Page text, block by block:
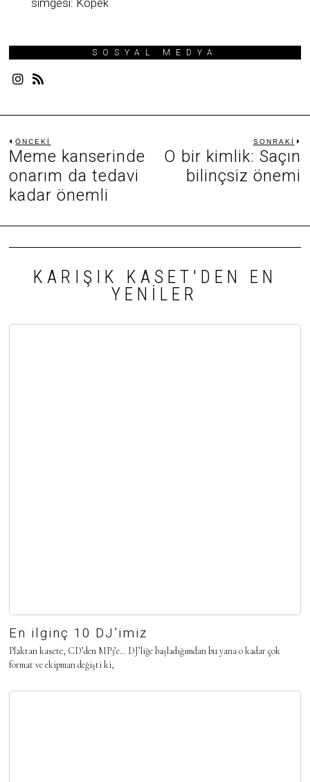
simgesi: Köpek
SOSYAL MEDYA
Yazı
gezinmesi
ÖNCEKI
Önceki
yazı:
Meme kanserinde
onarım da tedavi
kadar önemli
SONRAKI
O bir kimlik: Saçın
bilinçsiz önemi
KARIŞIK KASET'DEN EN
YENILER
En ilginç 10 DJ’imiz
Plaktan kasete, CD’den MP3’e… DJ’liğe başladığımdan bu yana o kadar çok
format ve ekipman değişti ki,